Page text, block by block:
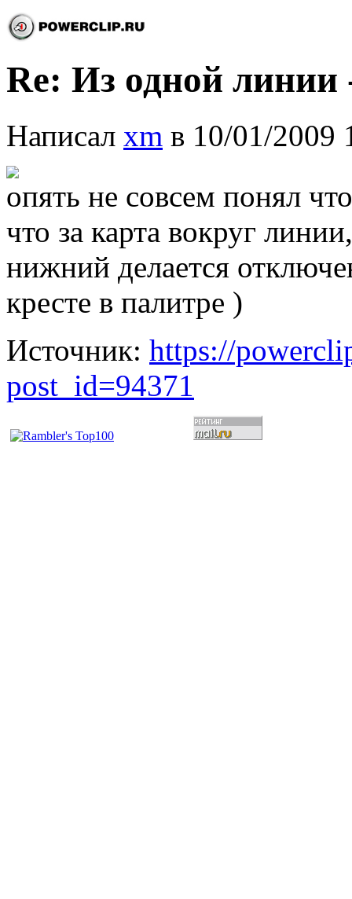
Re: Из одной линии
Написал xm в 10/01/2009
опять не совсем понял
что за карта вокруг
нижний делается
кресте в палитре )
Источник: https://
post_id=94371